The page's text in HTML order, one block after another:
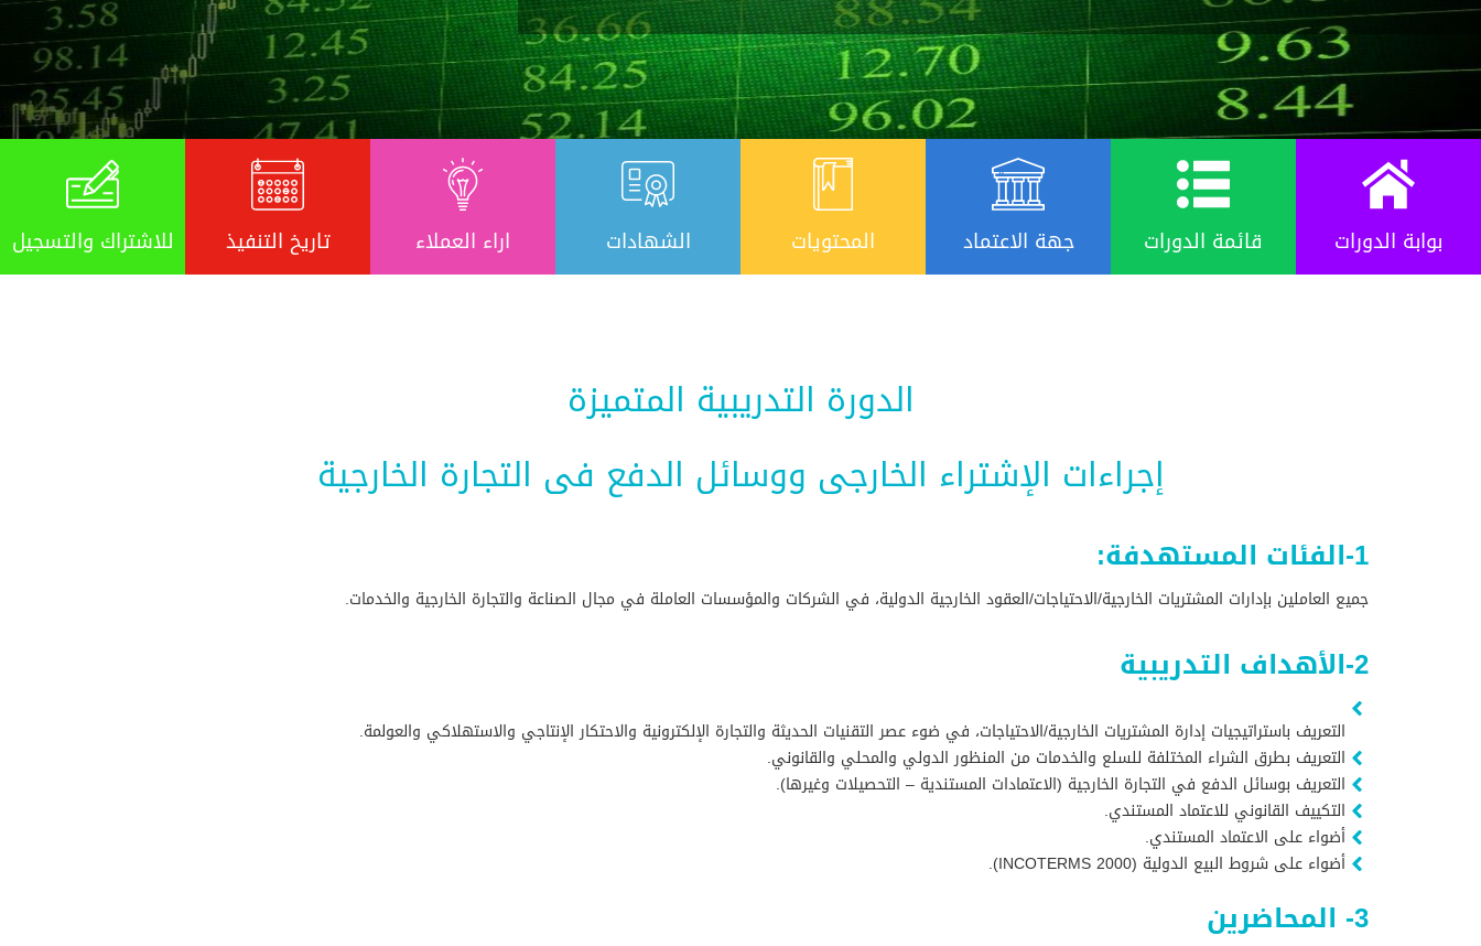
بوابة الدورات قائمة الدورات جهة الاعتماد المحتويات الشهادات اراء العملاء تاريخ التنفيذ للاشتراك والتسجيل
الدورة التدريبية المتميزة
إجراءات الإشتراء الخارجى ووسائل الدفع فى التجارة الخارجية
1-الفئات المستهدفة:
جميع العاملين بإدارات المشتريات الخارجية/الاحتياجات/العقود الخارجية الدولية، في الشركات والمؤسسات العاملة في مجال الصناعة والتجارة الخارجية والخدمات.
2-الأهداف التدريبية
التعريف باستراتيجيات إدارة المشتريات الخارجية/الاحتياجات، في ضوء عصر التقنيات الحديثة والتجارة الإلكترونية والاحتكار الإنتاجي والاستهلاكي والعولمة.
التعريف بطرق الشراء المختلفة للسلع والخدمات من المنظور الدولي والمحلي والقانوني.
التعريف بوسائل الدفع في التجارة الخارجية (الاعتمادات المستندية – التحصيلات وغيرها).
التكييف القانوني للاعتماد المستندي.
أضواء على الاعتماد المستندي.
أضواء على شروط البيع الدولية (INCOTERMS 2000).
3- المحاضرين